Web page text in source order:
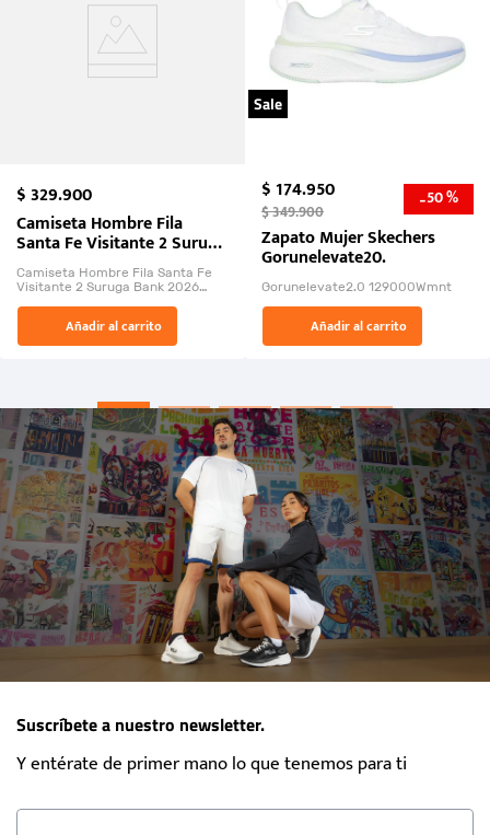
$329.900
Camiseta Hombre Fila
Santa Fe Visitante 2 Suruga
Bank 2026
Camiseta Hombre Fila Santa Fe
Visitante 2 Suruga Bank 2026
El Rugido del Sol Naciente:
“Primeros para la Et...
Añadir al carrito
Sale
$174.950
$349.900 -50 %
Zapato Mujer Skechers
Gorunelevate20.
Gorunelevate2.0 129000Wmnt
Añadir al carrito
Suscríbete a nuestro newsletter.
Y entérate de primer mano lo que tenemos para ti